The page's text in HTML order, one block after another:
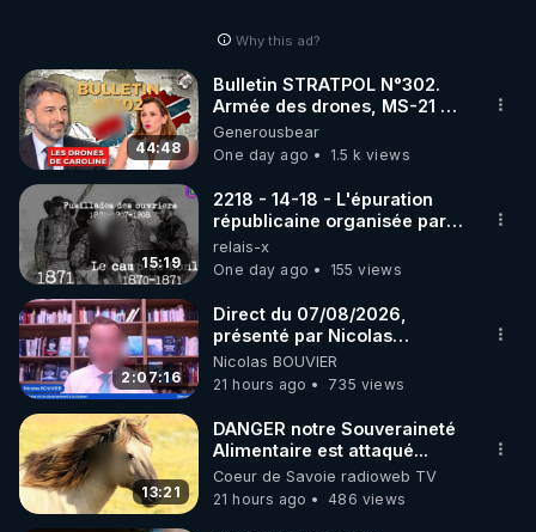
Why this ad?
44:48
Bulletin STRATPOL N°302.
Armée des drones, MS-21 en
série, missiles coréens.
07.08.2026.
Generousbear
One day ago
1.5 k views
15:19
2218 - 14-18 - L'épuration
républicaine organisée par
les frères de la truelle
relais-x
One day ago
155 views
2:07:16
Direct du 07/08/2026,
présenté par Nicolas
BOUVIER
Nicolas BOUVIER
21 hours ago
735 views
13:21
DANGER notre Souveraineté
Alimentaire est attaqué...
Coeur de Savoie radioweb TV
21 hours ago
486 views